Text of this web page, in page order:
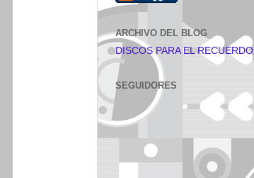
ARCHIVO DEL BLOG
DISCOS PARA EL RECUERDO
SEGUIDORES